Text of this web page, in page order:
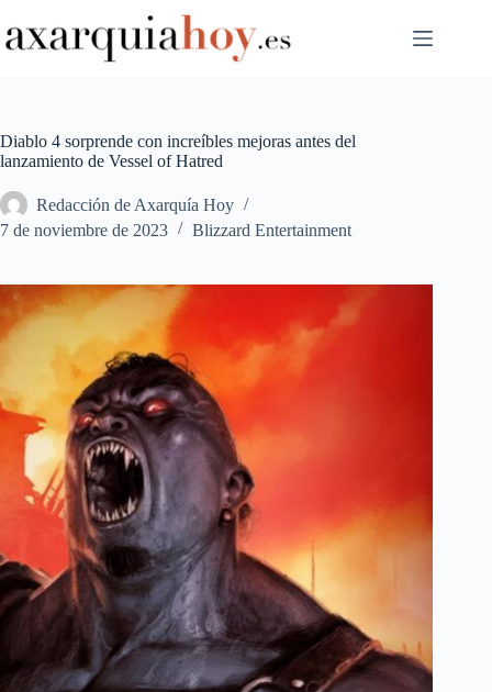
al
contenido
Diablo 4 sorprende con increíbles mejoras antes del
lanzamiento de Vessel of Hatred
Redacción de Axarquía Hoy
7 de noviembre de 2023
Blizzard Entertainment